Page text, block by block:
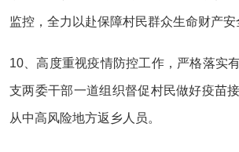
监控，全力以赴保障村民群众生命财产安
10、高度重视疫情防控工作，严格落实
支两委干部一道组织督促村民做好疫苗
从中高风险地方返乡人员。